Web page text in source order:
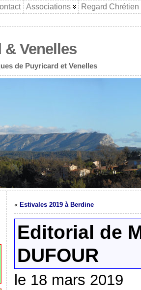
Associations
Regard Chrétien
Venelles
de Puyricard et Venelles
« Estivales 2019 à Berdine
Editorial de
DUFOUR
le 18 mars 2019